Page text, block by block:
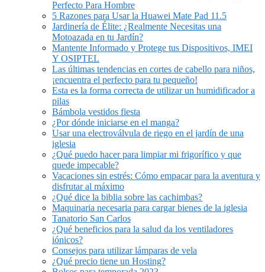
Perfecto Para Hombre
5 Razones para Usar la Huawei Mate Pad 11.5
Jardinería de Élite: ¿Realmente Necesitas una
Motoazada en tu Jardín?
Mantente Informado y Protege tus Dispositivos, IMEI
Y OSIPTEL
Las últimas tendencias en cortes de cabello para niños,
¡encuentra el perfecto para tu pequeño!
Esta es la forma correcta de utilizar un humidificador a
pilas
Bámbola vestidos fiesta
¿Por dónde iniciarse en el manga?
Usar una electroválvula de riego en el jardín de una
iglesia
¿Qué puedo hacer para limpiar mi frigorífico y que
quede impecable?
Vacaciones sin estrés: Cómo empacar para la aventura y
disfrutar al máximo
¿Qué dice la biblia sobre las cachimbas?
Maquinaria necesaria para cargar bienes de la iglesia
Tanatorio San Carlos
¿Qué beneficios para la salud da los ventiladores
iónicos?
Consejos para utilizar lámparas de vela
¿Qué precio tiene un Hosting?